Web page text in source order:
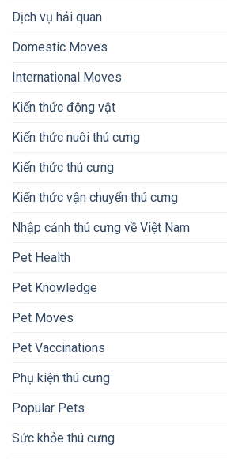
Dịch vụ hải quan
Domestic Moves
International Moves
Kiến thức động vật
Kiến thức nuôi thú cưng
Kiến thức thú cưng
Kiến thức vận chuyển thú cưng
Nhập cảnh thú cưng về Việt Nam
Pet Health
Pet Knowledge
Pet Moves
Pet Vaccinations
Phụ kiện thú cưng
Popular Pets
Sức khỏe thú cưng